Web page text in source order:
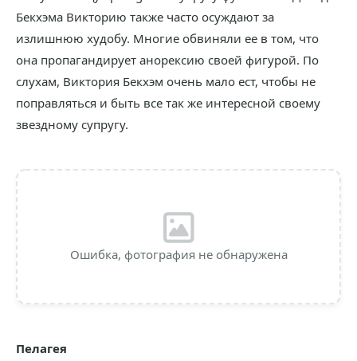
Бекхэма Викторию также часто осуждают за
излишнюю худобу. Многие обвиняли ее в том, что
она пропагандирует анорексию своей фигурой. По
слухам, Виктория Бекхэм очень мало ест, чтобы не
поправляться и быть все так же интересной своему
звездному супругу.
Ошибка, фотография не обнаружена
Пелагея